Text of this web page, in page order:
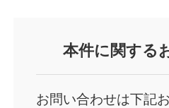
本件に関する
お問い合わせは下記